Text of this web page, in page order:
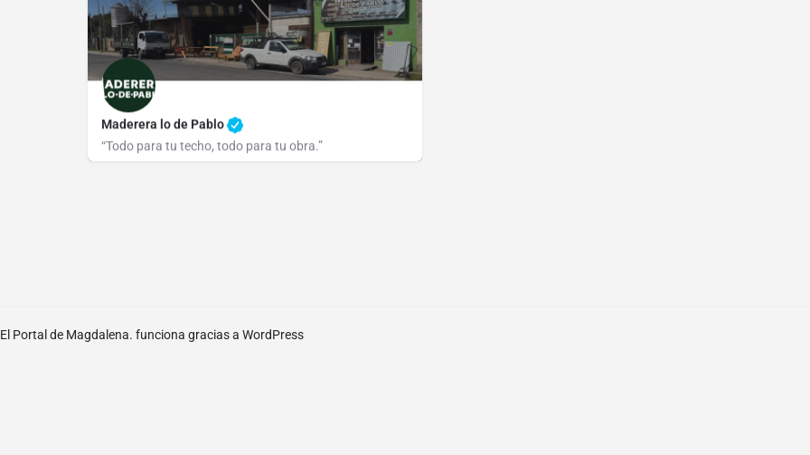
Maderera lo de Pablo
“Todo para tu techo, todo para tu obra.”
El Portal de Magdalena. funciona gracias a WordPress